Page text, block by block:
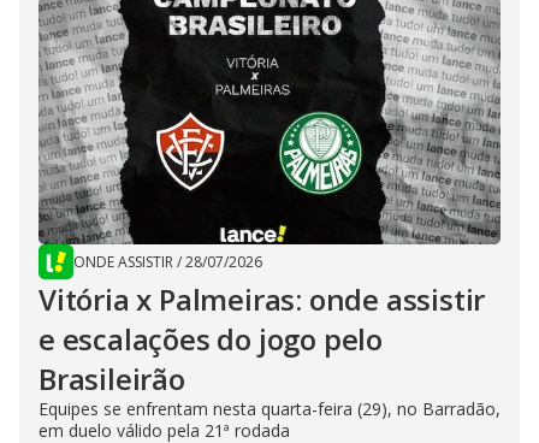
ONDE ASSISTIR/28/07/2026
Vitória x Palmeiras: onde assistir
e escalações do jogo pelo
Brasileirão
Equipes se enfrentam nesta quarta-feira (29), no Barradão,
em duelo válido pela 21ª rodada